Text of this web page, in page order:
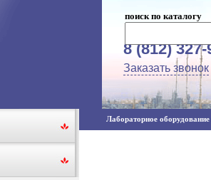
поиск по каталогу
8 (812) 327-
Заказать звонок
Лабораторное